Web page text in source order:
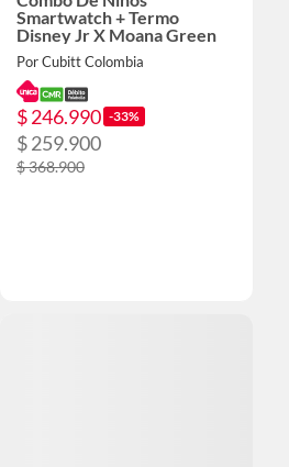
Smartwatch + Termo
Disney Jr X Moana Green
Por Cubitt Colombia
$ 246.990 -33%
$ 259.900
$ 368.900